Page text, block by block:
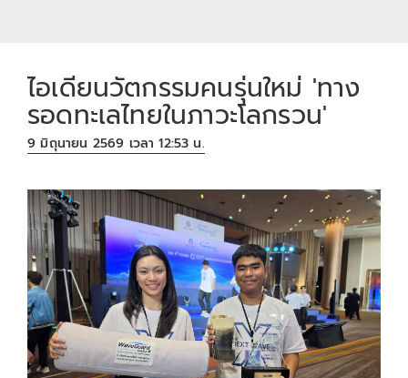
ไอเดียนวัตกรรมคนรุ่นใหม่ 'ทาง
รอดทะเลไทยในภาวะโลกรวน'
9 มิถุนายน 2569 เวลา 12:53 น.